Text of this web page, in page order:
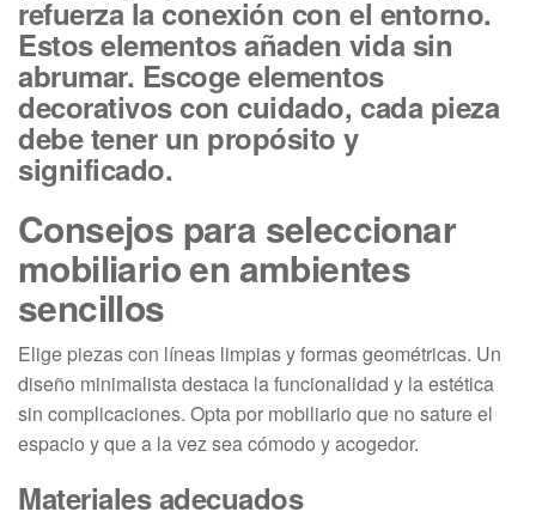
refuerza la conexión con el entorno.
Estos elementos añaden vida sin
abrumar. Escoge elementos
decorativos con cuidado, cada pieza
debe tener un propósito y
significado.
Consejos para seleccionar
mobiliario en ambientes
sencillos
Elige piezas con líneas limpias y formas geométricas. Un
diseño minimalista destaca la funcionalidad y la estética
sin complicaciones. Opta por mobiliario que no sature el
espacio y que a la vez sea cómodo y acogedor.
Materiales adecuados